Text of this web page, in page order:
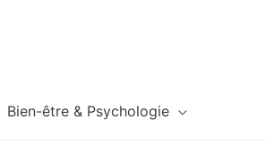
Bien-être & Psychologie